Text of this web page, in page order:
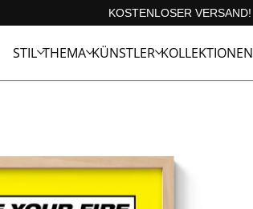
KOSTENLOSER VERSAND!
STIL THEMA KÜNSTLER KOLLEKTIONEN